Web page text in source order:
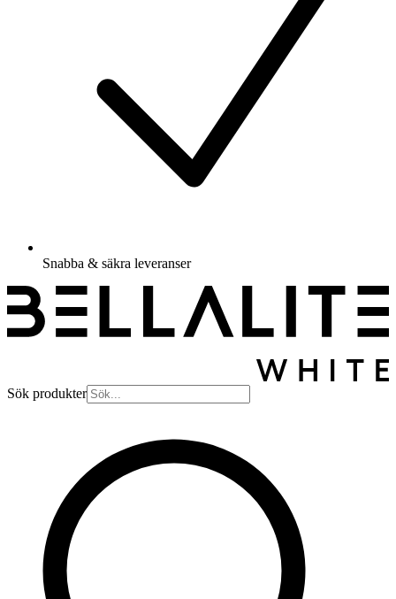
Snabba & säkra leveranser
Sök produkter